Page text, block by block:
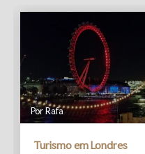
Por Rafa
Turismo em Londres